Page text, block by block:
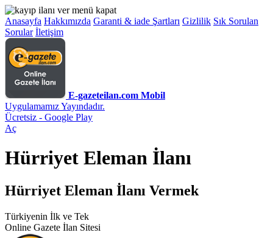
Anasayfa Hakkımızda Garanti & iade Şartları Gizlilik Sık Sorulan
Sorular İletişim
E-gazeteilan.com Mobil
Uygulamamız Yayındadır.
Ücretsiz - Google Play
Aç
Hürriyet Eleman İlanı
Hürriyet Eleman İlanı Vermek
Türkiyenin İlk ve Tek
Online Gazete İlan Sitesi